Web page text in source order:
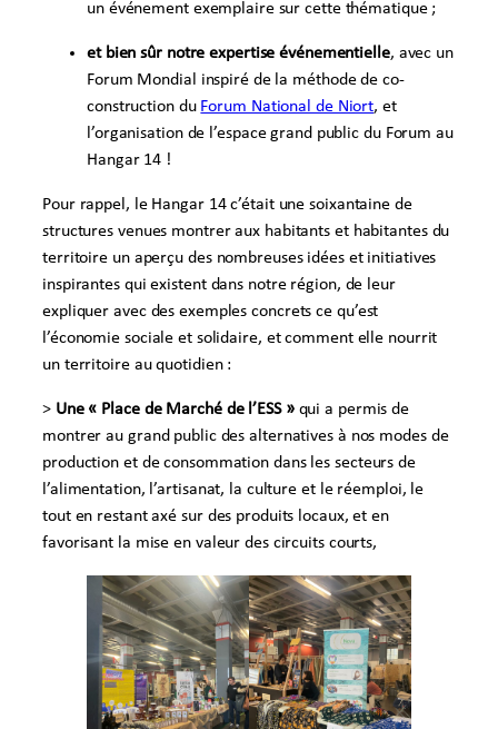
un événement exemplaire sur cette thématique ;
et bien sûr notre expertise événementielle, avec un
Forum Mondial inspiré de la méthode de co-
construction du Forum National de Niort, et
l’organisation de l’espace grand public du Forum au
Hangar 14 !
Pour rappel, le Hangar 14 c’était une soixantaine de
structures venues montrer aux habitants et habitantes du
territoire un aperçu des nombreuses idées et initiatives
inspirantes qui existent dans notre région, de leur
expliquer avec des exemples concrets ce qu’est
l’économie sociale et solidaire, et comment elle nourrit
un territoire au quotidien :
> Une « Place de Marché de l’ESS »qui a permis de
montrer au grand public des alternatives à nos modes de
production et de consommation dans les secteurs de
l’alimentation, l’artisanat, la culture et le réemploi, le
tout en restant axé sur des produits locaux, et en
favorisant la mise en valeur des circuits courts,